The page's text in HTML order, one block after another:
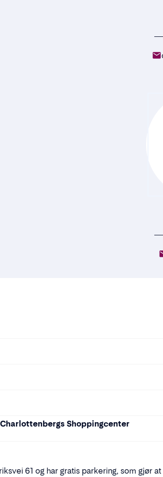
Shoppingcenter
61 og har gratis parkering, som gjør